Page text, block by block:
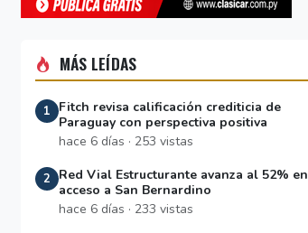
MÁS LEÍDAS
1
Fitch revisa calificación crediticia de
Paraguay con perspectiva positiva
hace 6 días · 253 vistas
2
Red Vial Estructurante avanza al 52% en
acceso a San Bernardino
hace 6 días · 233 vistas